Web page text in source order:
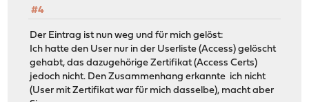
#4
Der Eintrag ist nun weg und für mich gelöst:
Ich hatte den User nur in der Userliste (Access) gelöscht
gehabt, das dazugehörige Zertifikat (Access Certs)
jedoch nicht. Den Zusammenhang erkannte ich nicht
(User mit Zertifikat war für mich dasselbe), macht aber